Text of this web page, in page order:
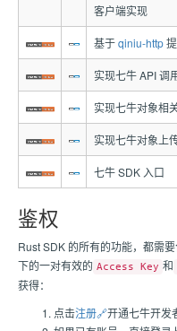
客户端实现
基于qiniu-http提
实现七牛 API 调
实现七牛对象相
实现七牛对象上
七牛 SDK 入口
鉴权
Rust SDK 的所有的功能，都需
下的一对有效的 Access Key 和
获得：
点击注册🔗开通七牛开发